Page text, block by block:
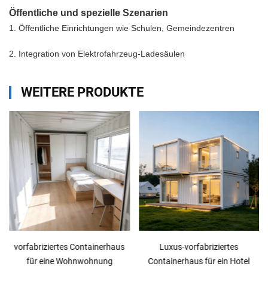
Öffentliche und spezielle Szenarien
1. Öffentliche Einrichtungen wie Schulen, Gemeindezentren
2. Integration von Elektrofahrzeug-Ladesäulen
WEITERE PRODUKTE
vorfabriziertes Containerhaus
für eine Wohnwohnung
Luxus-vorfabriziertes
Containerhaus für ein Hotel